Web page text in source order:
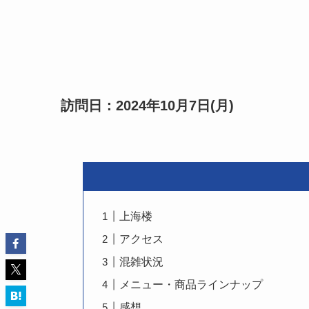
訪問日：2024年10月7日(月)
上海楼
アクセス
混雑状況
メニュー・商品ラインナップ